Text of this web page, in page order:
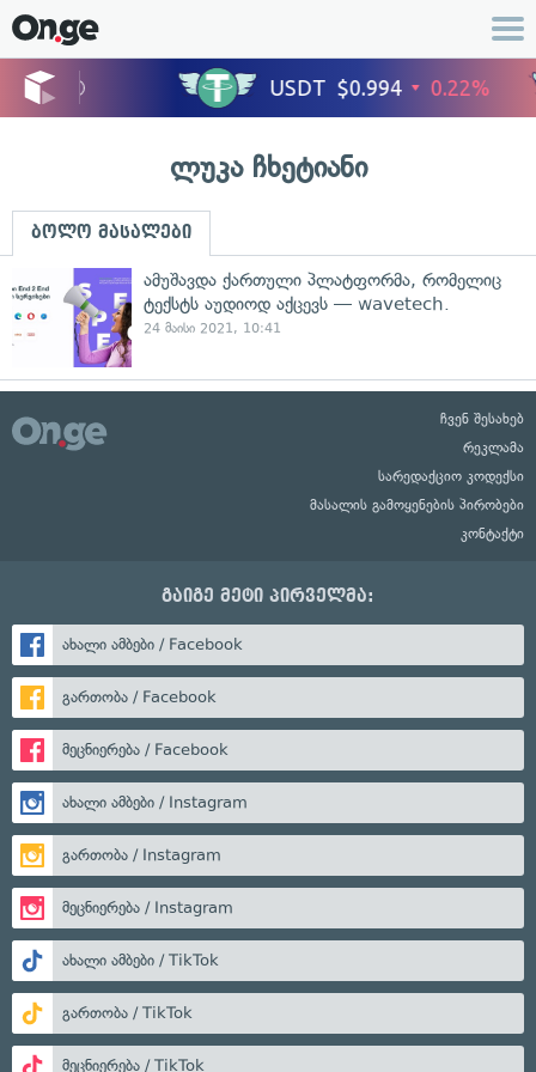
ლუკა ჩხეტიანი
ბოლო მასალები
ამუშავდა ქართული პლატფორმა, რომელიც
ტექსტს აუდიოდ აქცევს — wavetech.
24 მაისი 2021, 10:41
ჩვენ შესახებ
რეკლამა
სარედაქციო კოდექსი
მასალის გამოყენების პირობები
კონტაქტი
გაიგე მეტი პირველმა:
ახალი ამბები / Facebook
გართობა / Facebook
მეცნიერება / Facebook
ახალი ამბები / Instagram
გართობა / Instagram
მეცნიერება / Instagram
ახალი ამბები / TikTok
გართობა / TikTok
მეცნიერება / TikTok